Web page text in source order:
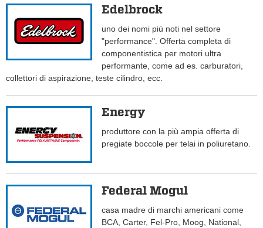
Edelbrock
uno dei nomi più noti nel settore
"performance". Offerta completa di
componentistica per motori ultra
performante, come ad es. carburatori,
collettori di aspirazione, teste cilindro, ecc.
Energy
produttore con la più ampia offerta di
pregiate boccole per telai in poliuretano.
Federal Mogul
casa madre di marchi americani come
BCA, Carter, Fel-Pro, Moog, National,